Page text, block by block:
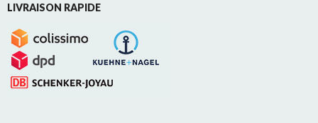
LIVRAISON RAPIDE